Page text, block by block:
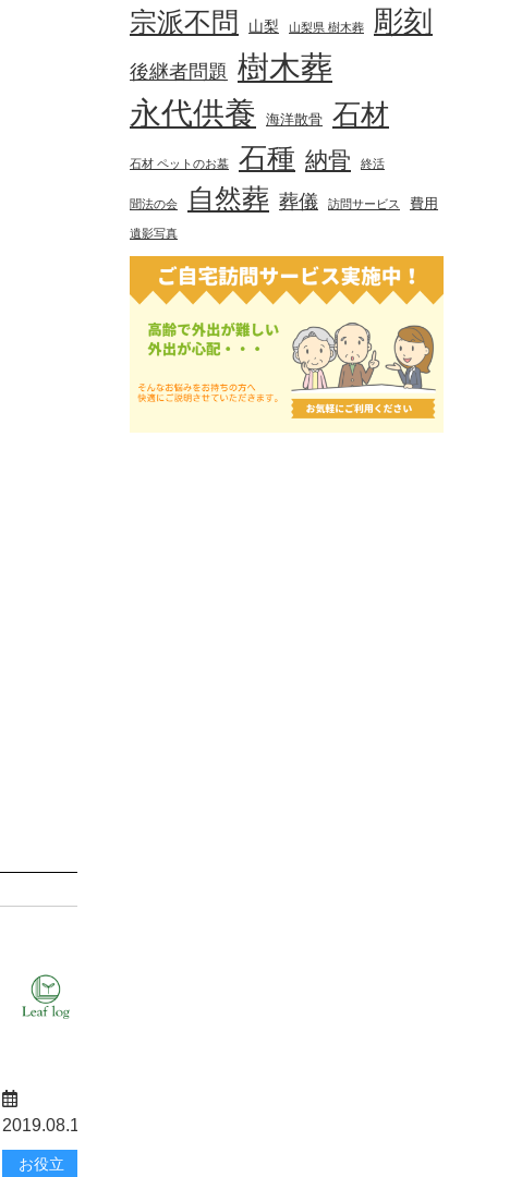
2019.08.17
お役立
宗派不問 山梨 山梨県 樹木葬 彫刻
後継者問題 樹木葬
永代供養 海洋散骨 石材
石材 ペットのお墓 石種 納骨 終活
聞法の会 自然葬 葬儀 訪問サービス 費用
遺影写真